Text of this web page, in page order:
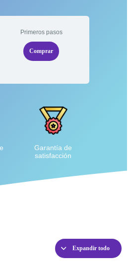
Primeros pasos
Comprar
Garantía de
satisfacción
Expandir todo